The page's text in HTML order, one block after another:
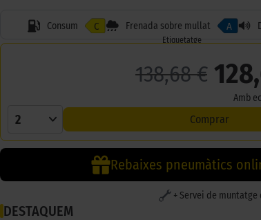
Consum C Frenada sobre mullat A
Etiquetatge
138,68 €
Amb
2 Comprar
Rebaixes pneumàtics
+ Servei de
DESTAQUEM